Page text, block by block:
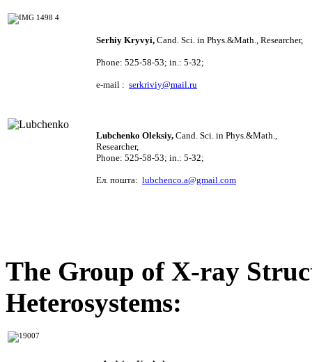
Serhiy Kryvyi, Cand. Sci. in Phys.&Math., Researcher,
Phone: 525-58-53; in.: 5-32;
e-mail : serkriviy@mail.ru
Lubchenko Oleksiy, Cand. Sci. in Phys.&Math.,
Researcher,
Phone: 525-58-53; in.: 5-32;
Ел. пошта: lubchenco.a@gmail.com
The Group of X-ray
Heterosystems: